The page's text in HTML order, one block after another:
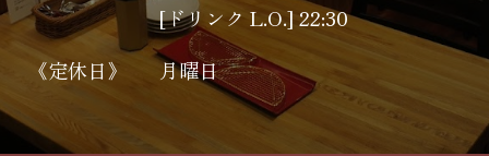
[ドリンク L.O.] 22:30
《定休日》
月曜日